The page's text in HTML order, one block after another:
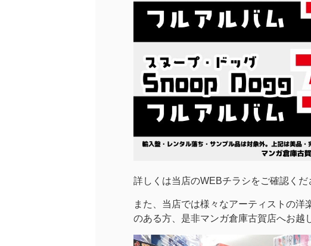
詳しくは当店のWEBチラシをご確認くだ
また、当店では様々なアーティストの洋
のある方、是非マンガ倉庫古賀店へお越